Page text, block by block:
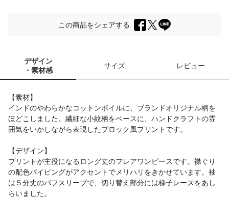
この商品をシェアする
デザイン
・素材感
サイズ レビュー
【素材】
インドのやわらかなコットンボイルに、ブランドオリジナル柄を
ほどこしました。繊細な小紋柄をベースに、ハンドクラフトの雰
囲気をいかしながら表現したブロック風プリントです。
【デザイン】
プリントが主役になるロング丈のフレアワンピースです。襟ぐり
の配色パイピングがアクセントでメリハリをきかせています。袖
は５分丈のパフスリーブで、切り替え部分には梯子レースをあし
らいました。